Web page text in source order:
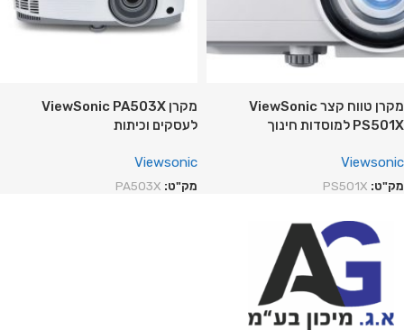
מקרן טווח קצר ViewSonic
PS501X למוסדות חינוך
Viewsonic
מק"ט: PS501X
מקרן ViewSonic PA503X
לעסקים וכיתות
Viewsonic
מק"ט: PA503X